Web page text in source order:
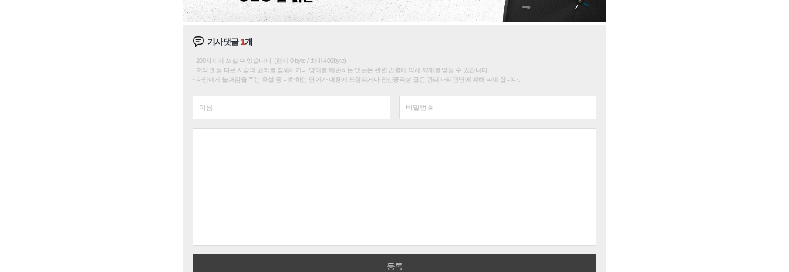
기사댓글 1개
200자까지 쓰실 수 있습니다. (현재 0 byte / 최대 400byte)
저작권 등 다른 사람의 권리를 침해하거나 명예를 훼손하는 댓글은 관련 법률에 의해 제재를 받을 수 있습니다.
타인에게 불쾌감을 주는 욕설 등 비하하는 단어가 내용에 포함되거나 인신공격성 글은 관리자의 판단에 의해 삭제 합니다.